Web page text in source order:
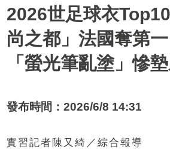
2026世足球衣
尚之都」法國奪第
「螢光筆亂塗」慘
發布時間：2026/6/8 14:31
實習記者陳又綺／綜合報導